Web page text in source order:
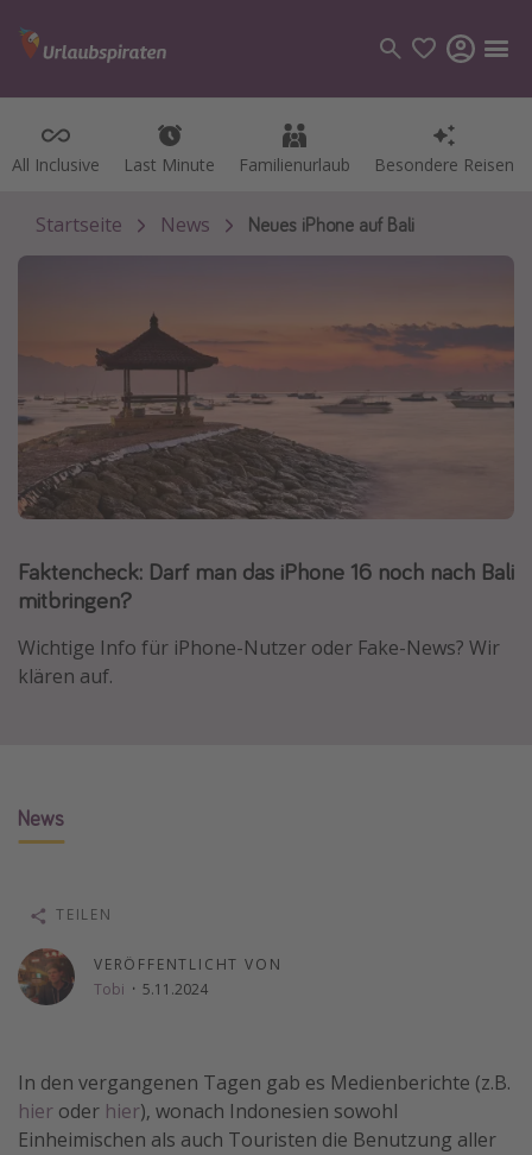
All Inclusive Last Minute Familienurlaub Besondere Reisen
All Inclusive Last Minute Familienurlaub Besondere Reisen
Kategorien
Flüge
Hotel
Kreuzfahrten
Reiseziele
Alle Reiseziele
Bodensee Urlaub
Gozo Urlaub
Normandie Urlaub
Goa Urlaub
St. Lucia Urlaub
Kefalonia Urlaub
Japan Rundreise
Alle Reisethemen
Wellnessurlaub
Wochenendtrip
Singlereisen
Startseite News Neues iPhone auf Bali
Faktencheck: Darf man das iPhone 16 noch nach Bali
mitbringen?
Wichtige Info für iPhone-Nutzer oder Fake-News? Wir
klären auf.
News
VERÖFFENTLICHT VON
Tobi · 5.11.2024
TEILEN
In den vergangenen Tagen gab es Medienberichte (z.B.
hier oder hier), wonach Indonesien sowohl
Einheimischen als auch Touristen die Benutzung aller